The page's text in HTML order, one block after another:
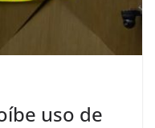
uso de